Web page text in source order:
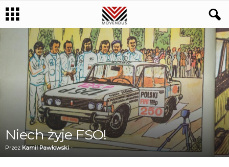
Niech żyje FSO!
Przez Kamil Pawłowski-